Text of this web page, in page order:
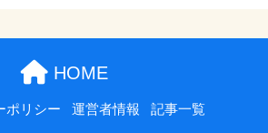
HOME
ポリシー 運営者情報 記事一覧